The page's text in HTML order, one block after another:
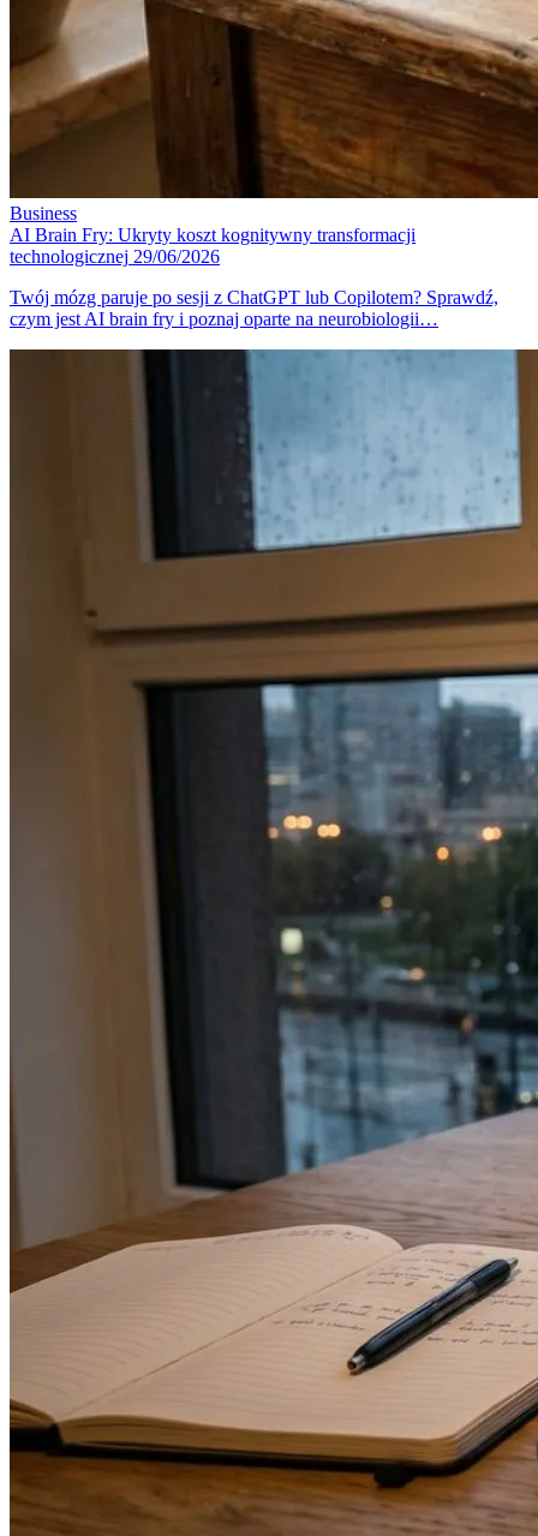
Business
AI Brain Fry: Ukryty koszt kognitywny transformacji
technologicznej 29/06/2026
Twój mózg paruje po sesji z ChatGPT lub Copilotem? Sprawdź,
czym jest AI brain fry i poznaj oparte na neurobiologii…